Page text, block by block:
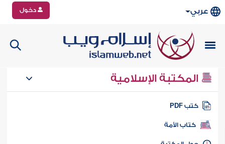
عربي دخول
المكتبة الإسلامية
كتب PDF
كتاب الأمة